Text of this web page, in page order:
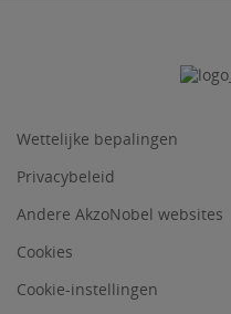
Wettelijke bepalingen
Privacybeleid
Andere AkzoNobel websites
Cookies
Cookie-instellingen